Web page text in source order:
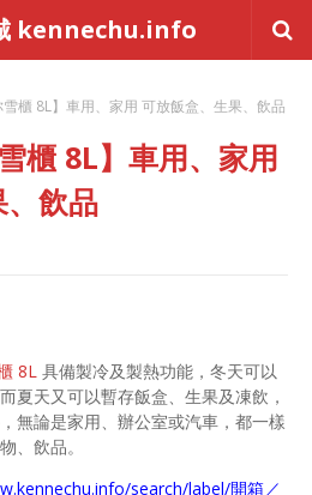
kennechu.info
雪櫃 8L】車用、家用 可放飯盒、生果、飲品
櫃 8L】車用、家用
飲品
8L 具備製冷及製熱功能，冬天可以
夏天又可以暫存飯盒、生果及凍飲，
無論是家用、辦公室或汽車，都一樣
、飲品。
search/label/開箱／